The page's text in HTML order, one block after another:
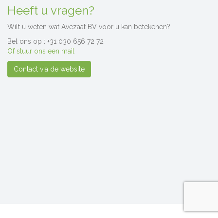
Heeft u vragen?
Wilt u weten wat Avezaat BV voor u kan betekenen?
Bel ons op : +31 030 656 72 72
Of stuur ons een mail
Contact via de website